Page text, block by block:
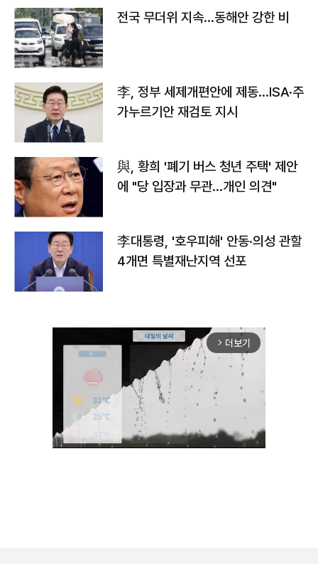
전국 무더위 지속…동해안 강한 비
李, 정부 세제개편안에 제동…ISA·주
가누르기안 재검토 지시
與, 황희 '폐기 버스 청년 주택' 제안
에 "당 입장과 무관…개인 의견"
李대통령, '호우피해' 안동·의성 관할
4개면 특별재난지역 선포
arrow_forward_ios 더보기